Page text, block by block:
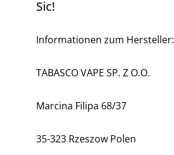
Sic!
Informationen zum Hersteller:
TABASCO VAPE SP. Z O.O.
Marcina Filipa 68/37
35-323 Rzeszow Polen